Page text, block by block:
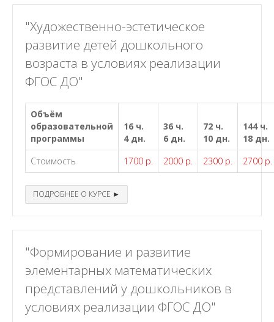
"Художественно-эстетическое
развитие детей дошкольного
возраста в условиях реализации
ФГОС ДО"
Объём
образовательной
программы
16 ч.
4 дн.
36 ч.
6 дн.
72 ч.
10 дн.
144 ч.
18 дн.
Стоимость
1700 р. 2000 р. 2300 р. 2700 р.
ПОДРОБНЕЕ О КУРСЕ ►
"Формирование и развитие
элементарных математических
представлений у дошкольников в
условиях реализации ФГОС ДО"